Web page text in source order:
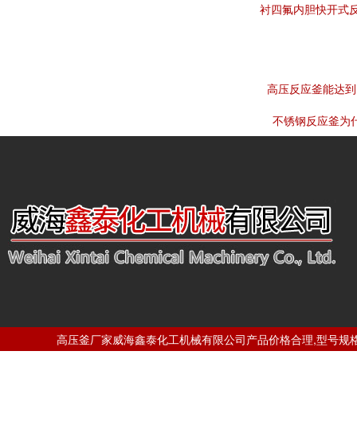
衬四氟内胆快开式
高压反应釜能达
不锈钢反应釜为
高压釜厂家威海鑫泰化工机械有限公司产品价格合理,型号